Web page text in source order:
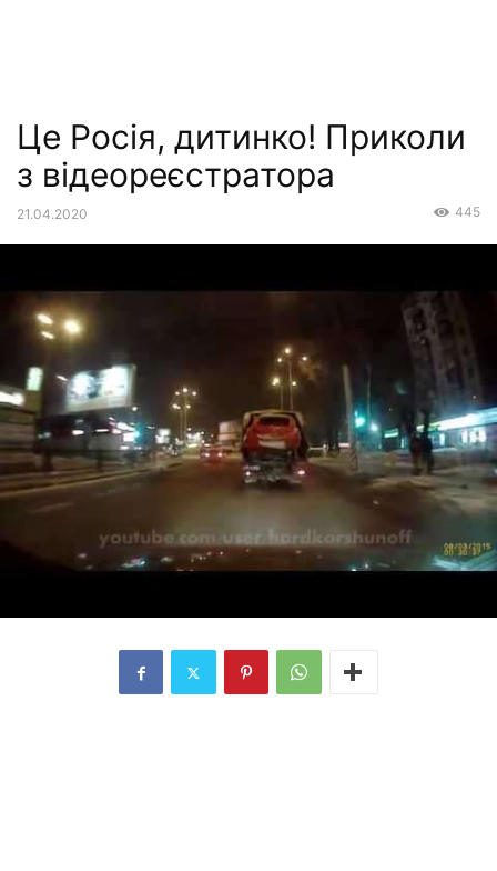
Це Росія, дитинко! Приколи
з відеореєстратора
21.04.2020 445